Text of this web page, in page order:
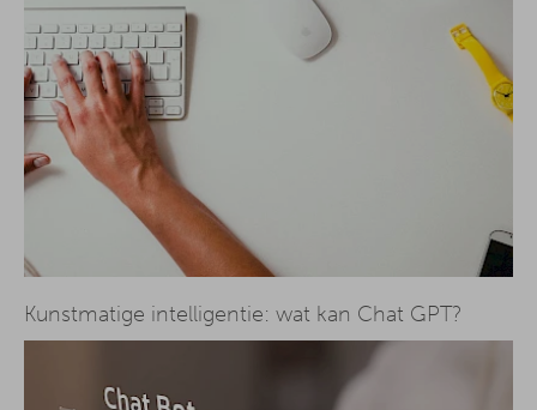
Kunstmatige intelligentie: wat kan Chat GPT?